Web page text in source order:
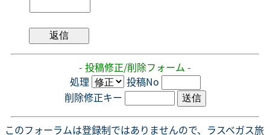
- 投稿修正/削除フォーム -
処理
投稿No
削除修正キー
このフォーラムは登録制ではありませんので、ラスベガス旅